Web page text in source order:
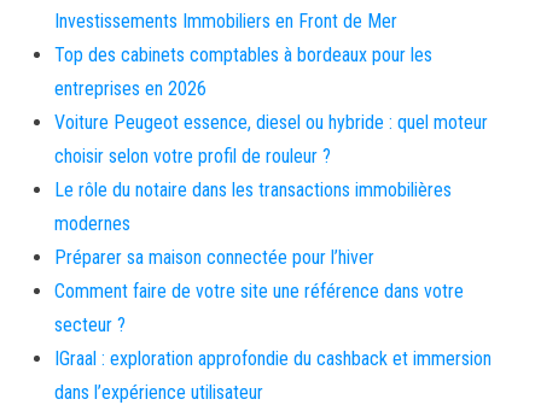
Investissements Immobiliers en Front de Mer
Top des cabinets comptables à bordeaux pour les
entreprises en 2026
Voiture Peugeot essence, diesel ou hybride : quel moteur
choisir selon votre profil de rouleur ?
Le rôle du notaire dans les transactions immobilières
modernes
Préparer sa maison connectée pour l’hiver
Comment faire de votre site une référence dans votre
secteur ?
IGraal : exploration approfondie du cashback et immersion
dans l’expérience utilisateur